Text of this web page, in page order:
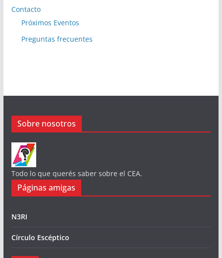
Contacto
Próximos Eventos
Preguntas frecuentes
Sobre nosotros
Todo lo que querés saber sobre el CEA.
Páginas amigas
N3RI
Círculo Escéptico